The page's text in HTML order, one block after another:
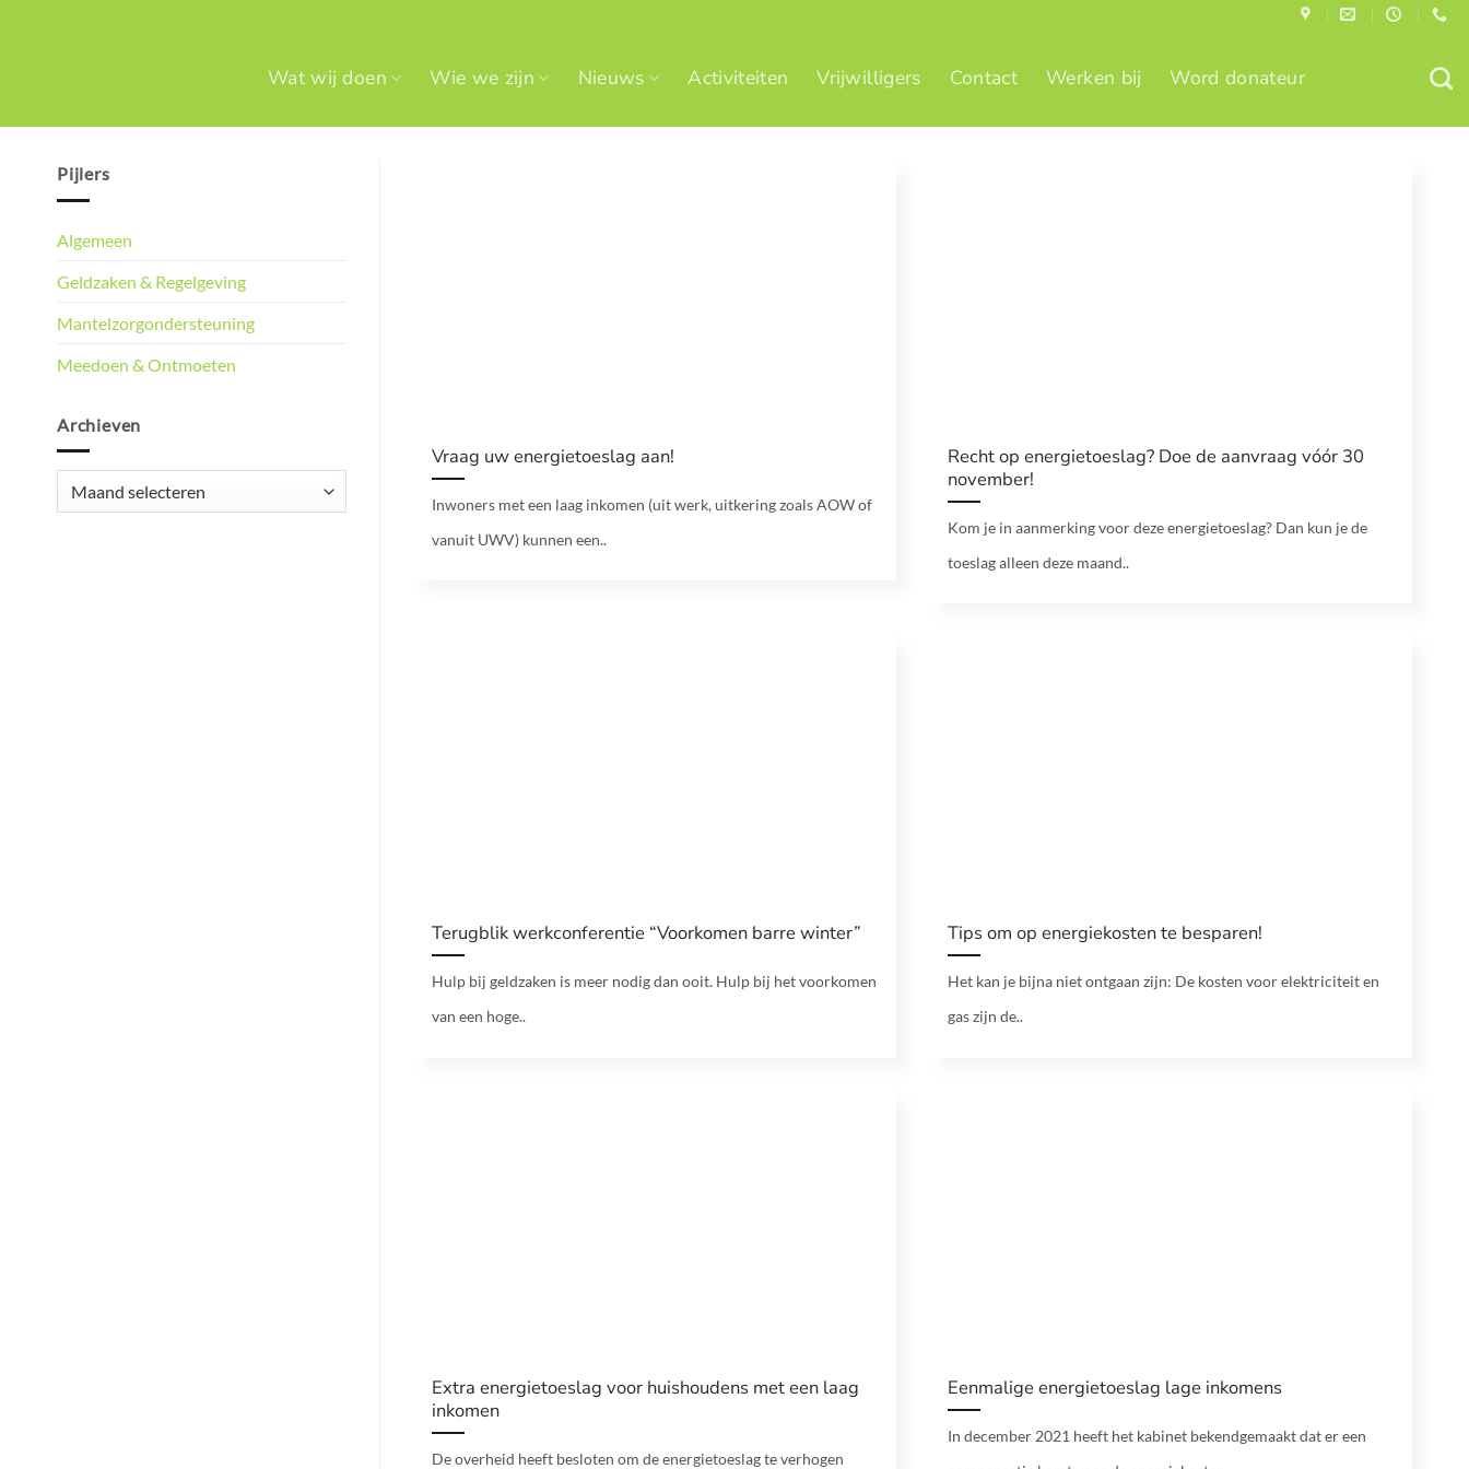
Wat wij doen Wie we zijn Nieuws Activiteiten Vrijwilligers Contact Werken bij Word donateur
Pijlers
Algemeen
Geldzaken & Regelgeving
Mantelzorgondersteuning
Meedoen & Ontmoeten
Archieven
Vraag uw energietoeslag aan!
Inwoners met een laag inkomen (uit werk, uitkering zoals AOW of
vanuit UWV) kunnen een..
Recht op energietoeslag? Doe de aanvraag vóór 30
november!
Kom je in aanmerking voor deze energietoeslag? Dan kun je de
toeslag alleen deze maand..
Terugblik werkconferentie “Voorkomen barre winter”
Hulp bij geldzaken is meer nodig dan ooit. Hulp bij het voorkomen
van een hoge..
Tips om op energiekosten te besparen!
Het kan je bijna niet ontgaan zijn: De kosten voor elektriciteit en
gas zijn de..
Extra energietoeslag voor huishoudens met een laag
inkomen
De overheid heeft besloten om de energietoeslag te verhogen
Eenmalige energietoeslag lage inkomens
In december 2021 heeft het kabinet bekendgemaakt dat er een